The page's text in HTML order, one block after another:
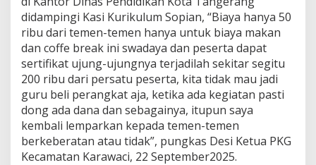
didampingi Kasi Kurikulum Sopian, “Biaya hanya 50
ribu dari temen-temen hanya untuk biaya makan
dan coffe break ini swadaya dan peserta dapat
sertifikat ujung-ujungnya terjadilah sekitar segitu
200 ribu dari persatu peserta, kita tidak mau jadi
guru beli perangkat aja, ketika ada kegiatan pasti
dong ada dana dan sebagainya, itupun saya
kembali lemparkan kepada temen-temen
berkeberatan atau tidak”, pungkas Desi Ketua PKG
Kecamatan Karawaci, 22 September2025.